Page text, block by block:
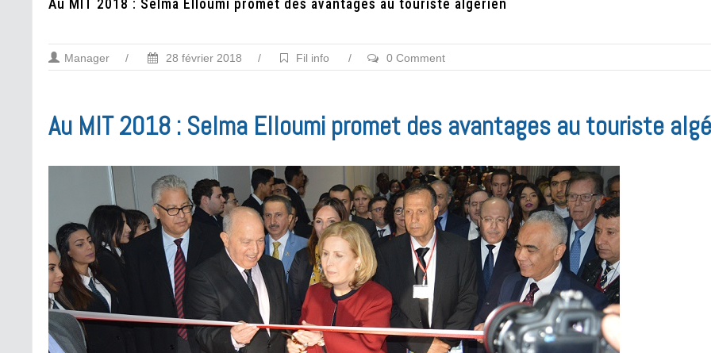
Au MIT 2018 : Selma Elloumi promet des avantages au touriste algérien
Manager / 28 février 2018 / Fil info / 0 Comment
Au MIT 2018 : Selma Elloumi promet des avantages au touriste